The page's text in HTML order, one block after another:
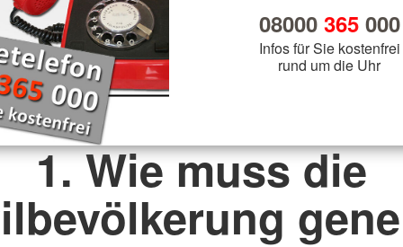
08000 365000
Infos für Sie kostenfrei
rund um die Uhr
1. Wie muss die